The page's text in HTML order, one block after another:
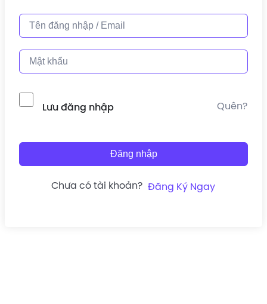
Lưu đăng nhập Quên?
Đăng nhập
Chưa có tài khoản? Đăng Ký Ngay